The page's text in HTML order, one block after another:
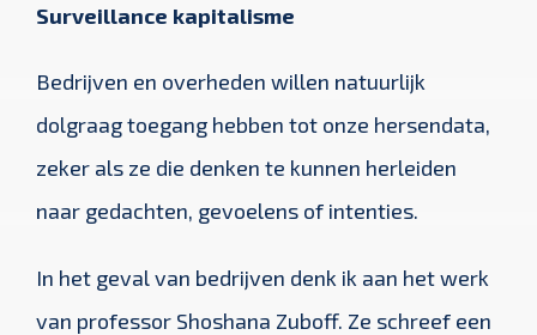
Surveillance kapitalisme
Bedrijven en overheden willen natuurlijk
dolgraag toegang hebben tot onze hersendata,
zeker als ze die denken te kunnen herleiden
naar gedachten, gevoelens of intenties.
In het geval van bedrijven denk ik aan het werk
van professor Shoshana Zuboff. Ze schreef een